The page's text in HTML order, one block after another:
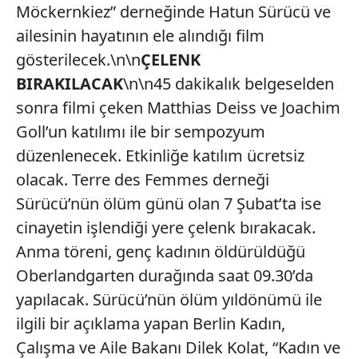
Möckernkiez” derneğinde Hatun Sürücü ve
ailesinin hayatının ele alındığı film
gösterilecek.\n\nÇELENK
BIRAKILACAK\n\n45 dakikalık belgeselden
sonra filmi çeken Matthias Deiss ve Joachim
Goll’un katılımı ile bir sempozyum
düzenlenecek. Etkinliğe katılım ücretsiz
olacak. Terre des Femmes derneği
Sürücü’nün ölüm günü olan 7 Şubat’ta ise
cinayetin işlendiği yere çelenk bırakacak.
Anma töreni, genç kadının öldürüldüğü
Oberlandgarten durağında saat 09.30’da
yapılacak. Sürücü’nün ölüm yıldönümü ile
ilgili bir açıklama yapan Berlin Kadın,
Çalışma ve Aile Bakanı Dilek Kolat, “Kadın ve